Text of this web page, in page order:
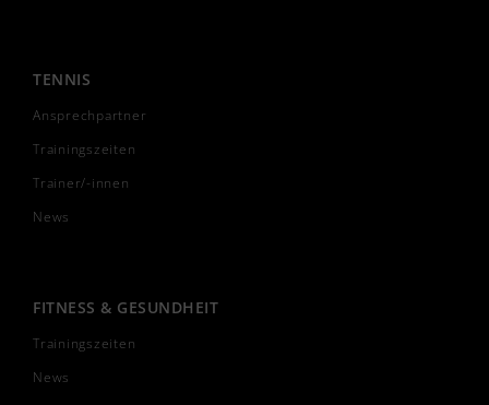
TENNIS
Ansprechpartner
Trainingszeiten
Trainer/-innen
News
FITNESS & GESUNDHEIT
Trainingszeiten
News